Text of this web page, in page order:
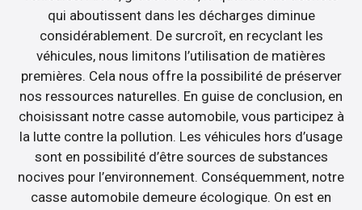
qui aboutissent dans les décharges diminue
considérablement. De surcroît, en recyclant les
véhicules, nous limitons l’utilisation de matières
premières. Cela nous offre la possibilité de préserver
nos ressources naturelles. En guise de conclusion, en
choisissant notre casse automobile, vous participez à
la lutte contre la pollution. Les véhicules hors d’usage
sont en possibilité d’être sources de substances
nocives pour l’environnement. Conséquemment, notre
casse automobile demeure écologique. On est en